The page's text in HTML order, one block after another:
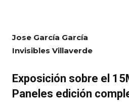
Jose García García
Invisibles Villaverde
Exposición sobre el
Paneles edición